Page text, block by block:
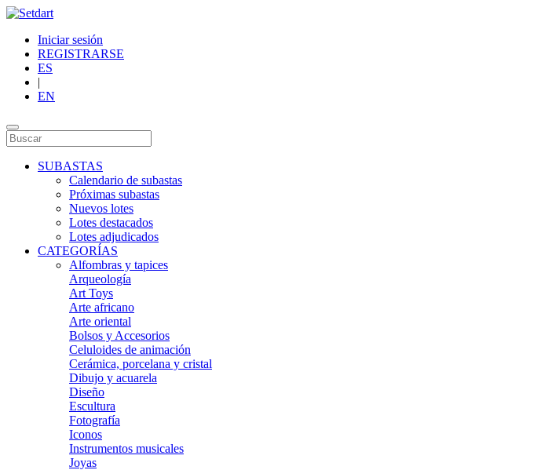
Iniciar sesión
REGISTRARSE
ES
|
EN
SUBASTAS
Calendario de subastas
Próximas subastas
Nuevos lotes
Lotes destacados
Lotes adjudicados
CATEGORÍAS
Alfombras y tapices
Arqueología
Art Toys
Arte africano
Arte oriental
Bolsos y Accesorios
Celuloides de animación
Cerámica, porcelana y cristal
Dibujo y acuarela
Diseño
Escultura
Fotografía
Iconos
Instrumentos musicales
Joyas